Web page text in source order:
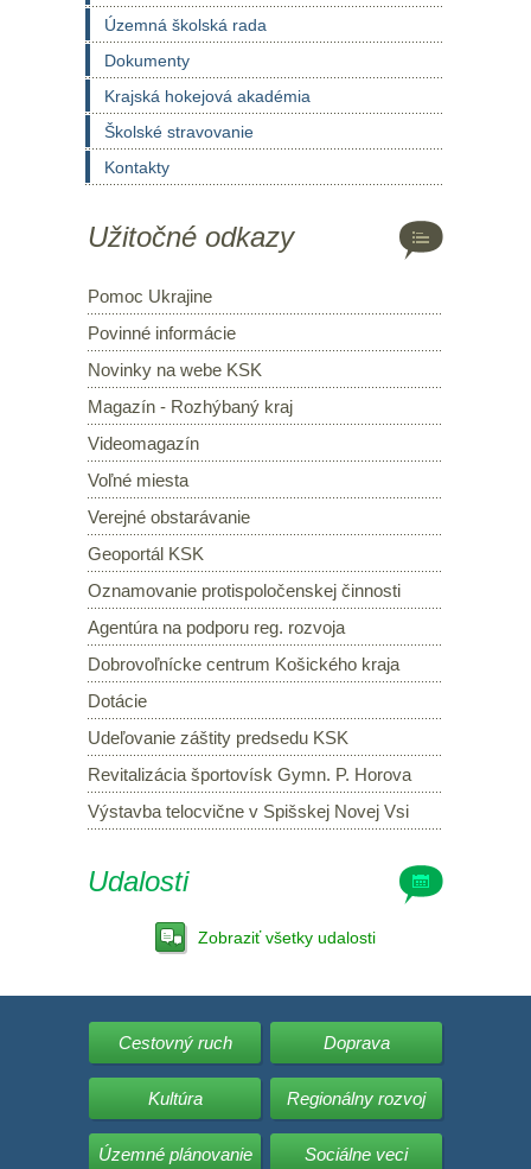
Územná školská rada
Dokumenty
Krajská hokejová akadémia
Školské stravovanie
Kontakty
Užitočné odkazy
Pomoc Ukrajine
Povinné informácie
Novinky na webe KSK
Magazín - Rozhýbaný kraj
Videomagazín
Voľné miesta
Verejné obstarávanie
Geoportál KSK
Oznamovanie protispoločenskej činnosti
Agentúra na podporu reg. rozvoja
Dobrovoľnícke centrum Košického kraja
Dotácie
Udeľovanie záštity predsedu KSK
Revitalizácia športovísk Gymn. P. Horova
Výstavba telocvične v Spišskej Novej Vsi
Udalosti
Zobraziť všetky udalosti
Cestovný ruch Doprava
Kultúra Regionálny rozvoj
Územné plánovanie Sociálne veci